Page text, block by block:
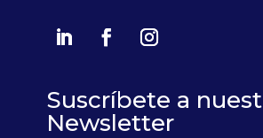
Suscríbete a
Newsletter